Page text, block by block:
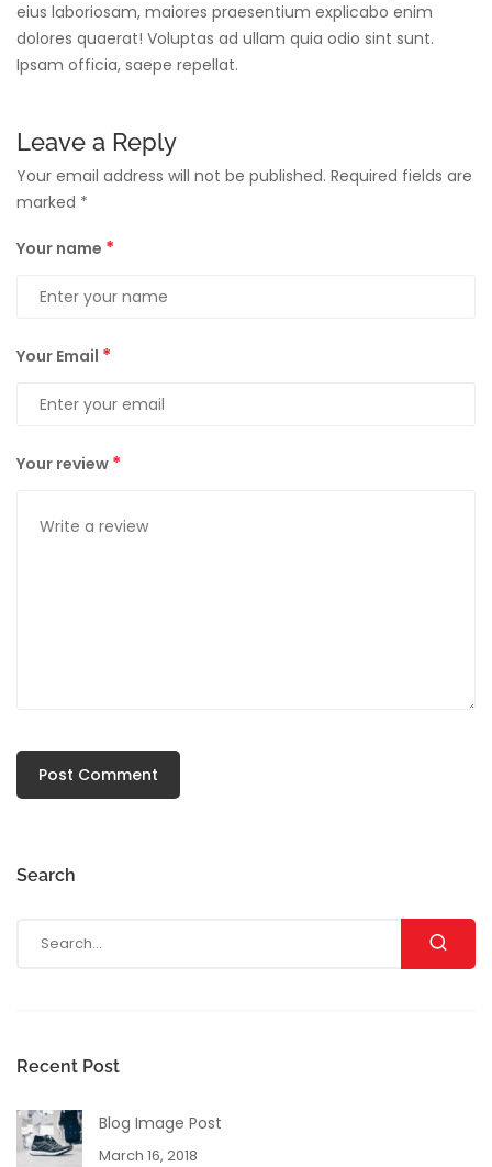
Search
Recent Post
Blog Image Post
March 16, 2018
eius laboriosam, maiores praesentium explicabo enim
dolores quaerat! Voluptas ad ullam quia odio sint sunt.
Ipsam officia, saepe repellat.
Leave a Reply
Your email address will not be published. Required fields are
marked *
Your name *
Your Email *
Your review *
Post Comment